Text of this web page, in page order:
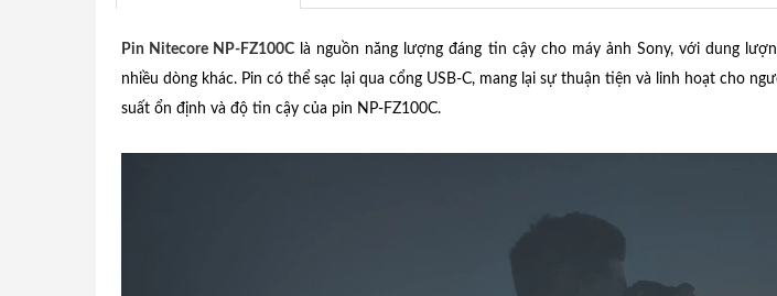
Pin Nitecore NP-FZ100C là nguồn năng lượng đáng tin cậy cho máy ảnh Sony, với dung
nhiều dòng khác. Pin có thể sạc lại qua cổng USB-C, mang lại sự thuận tiện và linh hoạt cho
suất ổn định và độ tin cậy của pin NP-FZ100C.